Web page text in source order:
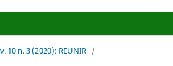
v. 10 n. 3 (2020): REUNIR /